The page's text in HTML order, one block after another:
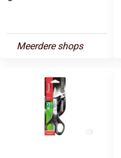
Meerdere shops